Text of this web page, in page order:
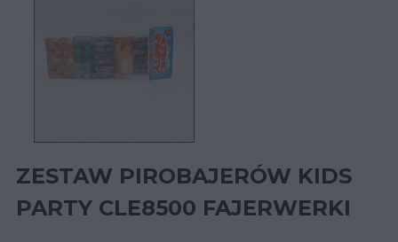
ZESTAW PIROBAJERÓW KIDS
PARTY CLE8500 FAJERWERKI